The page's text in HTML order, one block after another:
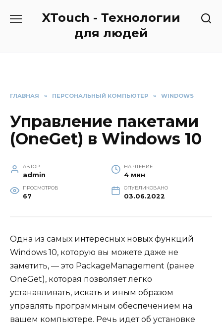
XTouch - Технологии
для людей
ГЛАВНАЯ » ПЕРСОНАЛЬНЫЙ КОМПЬЮТЕР » WINDOWS
Управление пакетами
(OneGet) в Windows 10
АВТОР
admin
НА ЧТЕНИЕ
4 мин
ПРОСМОТРОВ
67
ОПУБЛИКОВАНО
03.06.2022
Одна из самых интересных новых функций
Windows 10, которую вы можете даже не
заметить, — это PackageManagement (ранее
OneGet), которая позволяет легко
устанавливать, искать и иным образом
управлять программным обеспечением на
вашем компьютере. Речь идет об установке